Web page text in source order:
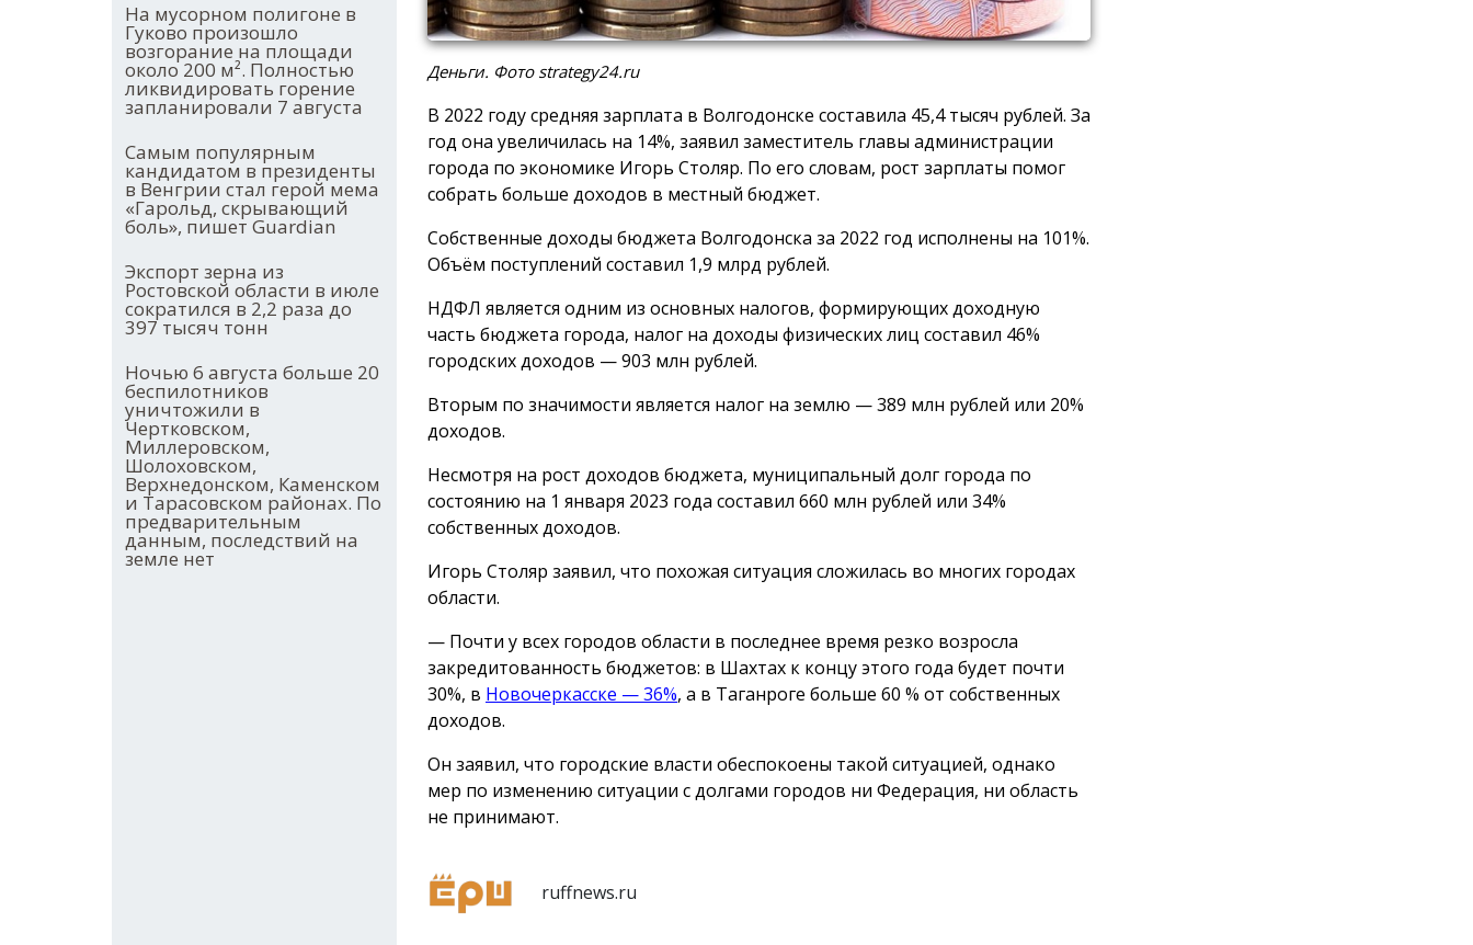
На мусорном полигоне в
Гуково произошло
возгорание на площади
около 200 м². Полностью
ликвидировать горение
запланировали 7 августа
Самым популярным
кандидатом в президенты
в Венгрии стал герой мема
«Гарольд, скрывающий
боль», пишет Guardian
Экспорт зерна из
Ростовской области в июле
сократился в 2,2 раза до
397 тысяч тонн
Ночью 6 августа больше 20
беспилотников
уничтожили в
Чертковском,
Миллеровском,
Шолоховском,
Верхнедонском, Каменском
и Тарасовском районах. По
предварительным
данным, последствий на
земле нет
Деньги. Фото strategy24.ru
В 2022 году средняя зарплата в Волгодонске составила 45,4 тысяч рублей. За
год она увеличилась на 14%, заявил заместитель главы администрации
города по экономике Игорь Столяр. По его словам, рост зарплаты помог
собрать больше доходов в местный бюджет.
Собственные доходы бюджета Волгодонска за 2022 год исполнены на 101%.
Объём поступлений составил 1,9 млрд рублей.
НДФЛ является одним из основных налогов, формирующих доходную
часть бюджета города, налог на доходы физических лиц составил 46%
городских доходов — 903 млн рублей.
Вторым по значимости является налог на землю — 389 млн рублей или 20%
доходов.
Несмотря на рост доходов бюджета, муниципальный долг города по
состоянию на 1 января 2023 года составил 660 млн рублей или 34%
собственных доходов.
Игорь Столяр заявил, что похожая ситуация сложилась во многих городах
области.
— Почти у всех городов области в последнее время резко возросла
закредитованность бюджетов: в Шахтах к концу этого года будет почти
30%, в Новочеркасске — 36%, а в Таганроге больше 60 % от собственных
доходов.
Он заявил, что городские власти обеспокоены такой ситуацией, однако
мер по изменению ситуации с долгами городов ни Федерация, ни область
не принимают.
ruffnews.ru